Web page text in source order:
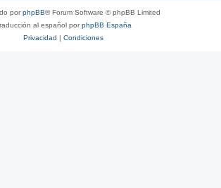
porphpBB® Forum Software © phpBB Limited
al español porphpBB España
Privacidad | Condiciones